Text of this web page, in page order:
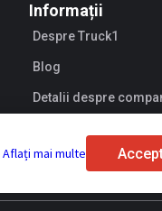
Informații
Despre Truck1
Blog
Detalii despre
Aflați mai multe